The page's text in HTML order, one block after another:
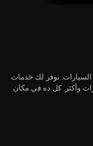
نوفر لك خدمات
وأكثر. كل ده في مكان